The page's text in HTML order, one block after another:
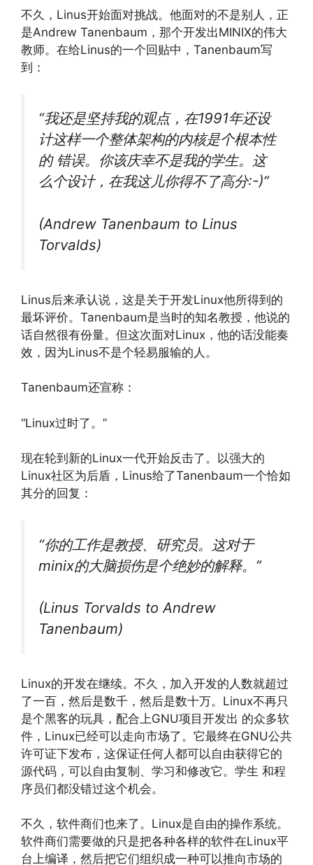
不久，Linus开始面对挑战。他面对的不是别人，正
是Andrew Tanenbaum，那个开发出MINIX的伟大
教师。在给Linus的一个回贴中，Tanenbaum写
到：
“我还是坚持我的观点，在1991年还设
计这样一个整体架构的内核是个根本性
的 错误。你该庆幸不是我的学生。这
么个设计，在我这儿你得不了高分:-)”
(Andrew Tanenbaum to Linus
Torvalds)
Linus后来承认说，这是关于开发Linux他所得到的
最坏评价。Tanenbaum是当时的知名教授，他说的
话自然很有份量。但这次面对Linux，他的话没能奏
效，因为Linus不是个轻易服输的人。
Tanenbaum还宣称：
“Linux过时了。”
现在轮到新的Linux一代开始反击了。以强大的
Linux社区为后盾，Linus给了Tanenbaum一个恰如
其分的回复：
“你的工作是教授、研究员。这对于
minix的大脑损伤是个绝妙的解释。”
(Linus Torvalds to Andrew
Tanenbaum)
Linux的开发在继续。不久，加入开发的人数就超过
了一百，然后是数千，然后是数十万。Linux不再只
是个黑客的玩具，配合上GNU项目开发出 的众多软
件，Linux已经可以走向市场了。它最终在GNU公共
许可证下发布，这保证任何人都可以自由获得它的
源代码，可以自由复制、学习和修改它。学生 和程
序员们都没错过这个机会。
不久，软件商们也来了。Linux是自由的操作系统。
软件商们需要做的只是把各种各样的软件在Linux平
台上编译，然后把它们组织成一种可以推向市场的